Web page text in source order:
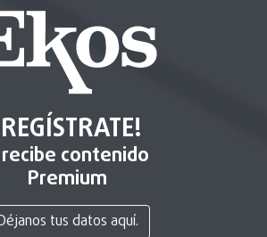
contenido
Premium
tus datos aquí.